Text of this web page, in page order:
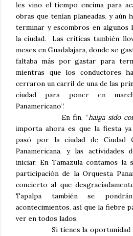
les vino el tiempo encima para
obras que tenían planeadas, y aún
terminar y escombros en algunos
la ciudad. Las críticas también
meses en Guadalajara, donde se
faltaba más por gastar para
mientras que los conductores
cerraron un carril de una de las
ciudad para poner en
Panamericano”.
En fin, “haiga sido
importa ahora es que la fiesta
pasó por la ciudad de Ciudad
Panamericana, y las actividades
iniciar. En Tamazula contamos la
participación de la Orquesta
concierto al que
Tapalpa también se
acontecimientos, así que la fiebre
ver en todos lados.
Si tienes la oportunidad de